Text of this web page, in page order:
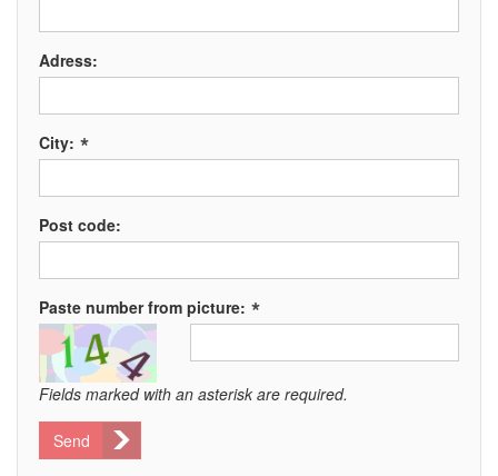
Adress:
City: *
Post code:
Paste number from picture: *
Fields marked with an asterisk are required.
Send